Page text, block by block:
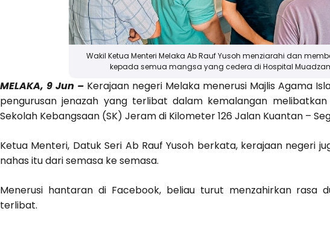
Wakil Ketua Menteri Melaka Ab Rauf Yusoh menziarahi dan
kepada semua mangsa yang cedera di Hospital
MELAKA, 9 Jun – Kerajaan negeri Melaka menerusi Majlis Agama
pengurusan jenazah yang terlibat dalam kemalangan
Sekolah Kebangsaan (SK) Jeram di Kilometer 126 Jalan Kuantan –
Ketua Menteri, Datuk Seri Ab Rauf Yusoh berkata, kerajaan negeri
nahas itu dari semasa ke semasa.
Menerusi hantaran di Facebook, beliau turut menzahirkan rasa
terlibat.